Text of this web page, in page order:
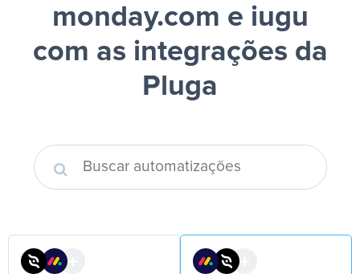
monday.com e iugu
com as integrações da
Pluga